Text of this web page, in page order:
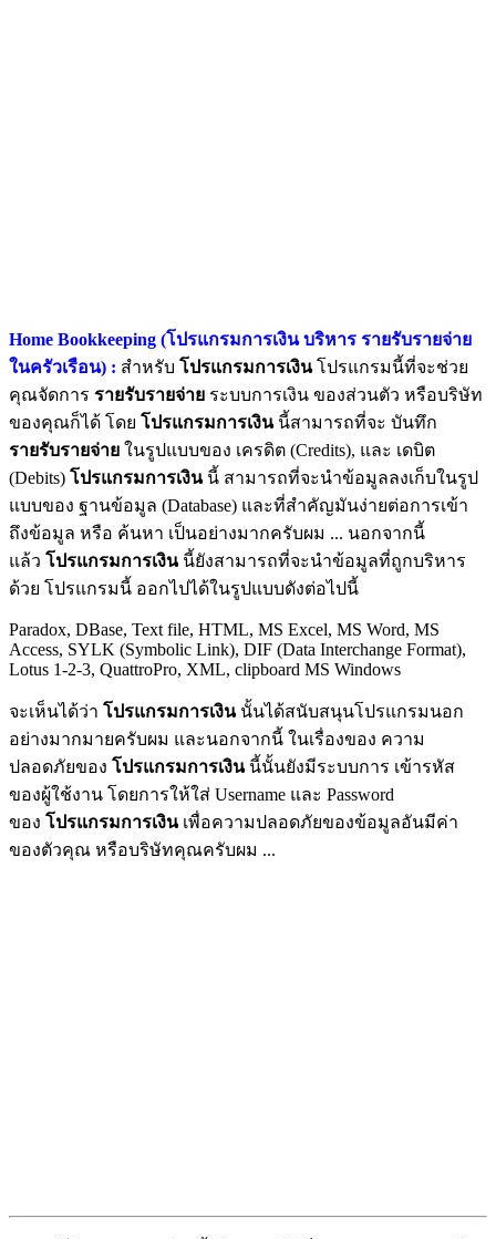
Home Bookkeeping (โปรแกรมการเงิน บริหาร รายรับรายจ่าย
ในครัวเรือน) : สำหรับ โปรแกรมการเงิน โปรแกรมนี้ที่จะช่วย
คุณจัดการ รายรับรายจ่าย ระบบการเงิน ของส่วนตัว หรือบริษัท
ของคุณก็ได้ โดย โปรแกรมการเงิน นี้สามารถที่จะ บันทึก
รายรับรายจ่าย ในรูปแบบของ เครดิต (Credits), และ เดบิต
(Debits) โปรแกรมการเงิน นี้ สามารถที่จะนำข้อมูลลงเก็บในรูป
แบบของ ฐานข้อมูล (Database) และที่สำคัญมันง่ายต่อการเข้า
ถึงข้อมูล หรือ ค้นหา เป็นอย่างมากครับผม ... นอกจากนี้
แล้ว โปรแกรมการเงิน นี้ยังสามารถที่จะนำข้อมูลที่ถูกบริหาร
ด้วย โปรแกรมนี้ ออกไปได้ในรูปแบบดังต่อไปนี้
Paradox, DBase, Text file, HTML, MS Excel, MS Word, MS
Access, SYLK (Symbolic Link), DIF (Data Interchange Format),
Lotus 1-2-3, QuattroPro, XML, clipboard MS Windows
จะเห็นได้ว่า โปรแกรมการเงิน นั้นได้สนับสนุนโปรแกรมนอก
อย่างมากมายครับผม และนอกจากนี้ ในเรื่องของ ความ
ปลอดภัยของ โปรแกรมการเงิน นี้นั้นยังมีระบบการ เข้ารหัส
ของผู้ใช้งาน โดยการให้ใส่ Username และ Password
ของ โปรแกรมการเงิน เพื่อความปลอดภัยของข้อมูลอันมีค่า
ของตัวคุณ หรือบริษัทคุณครับผม ...